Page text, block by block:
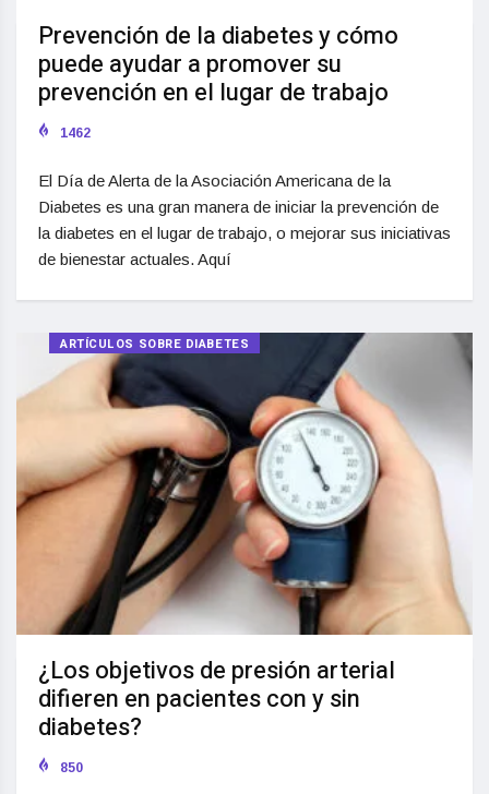
Prevención de la diabetes y cómo
puede ayudar a promover su
prevención en el lugar de trabajo
1462
El Día de Alerta de la Asociación Americana de la
Diabetes es una gran manera de iniciar la prevención de
la diabetes en el lugar de trabajo, o mejorar sus iniciativas
de bienestar actuales. Aquí
ARTÍCULOS SOBRE DIABETES
¿Los objetivos de presión arterial
difieren en pacientes con y sin
diabetes?
850